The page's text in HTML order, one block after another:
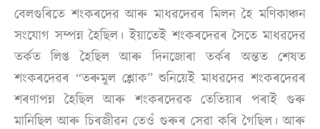
বেলগুৰিতে শংকৰদেৱ আৰু মাধৱদেৱৰ মিলন হৈ মণিকাঞ্চন
সংযোগ সম্পন্ন হৈছিল। ইয়াতেই শংকৰদেৱৰ সৈতে মাধৱদেৱ
তৰ্কত লিপ্ত হৈছিল আৰু দিনজোৰা তৰ্কৰ অন্তত শেষত
শংকৰদেৱৰ “তৰুমুল শ্লোক” শুনিয়েই মাধৱদেৱ শংকৰদেৱৰ
শৰণাপন্ন হৈছিল আৰু শংকৰদেৱক তেতিয়াৰ পৰাই গুৰু
মানিছিল আৰু চিৰজীৱন তেওঁ গুৰুৰ সেৱা কৰি গৈছিল। আৰু